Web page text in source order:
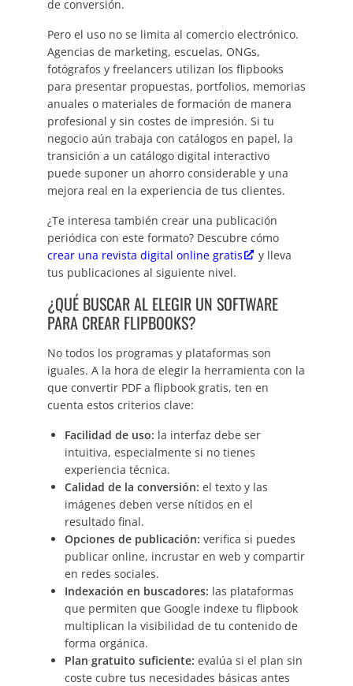
de conversión.
Pero el uso no se limita al comercio electrónico.
Agencias de marketing, escuelas, ONGs,
fotógrafos y freelancers utilizan los flipbooks
para presentar propuestas, portfolios, memorias
anuales o materiales de formación de manera
profesional y sin costes de impresión. Si tu
negocio aún trabaja con catálogos en papel, la
transición a un catálogo digital interactivo
puede suponer un ahorro considerable y una
mejora real en la experiencia de tus clientes.
¿Te interesa también crear una publicación
periódica con este formato? Descubre cómo
crear una revista digital online gratis
y lleva
tus publicaciones al siguiente nivel.
¿QUÉ BUSCAR AL ELEGIR UN SOFTWARE
PARA CREAR FLIPBOOKS?
No todos los programas y plataformas son
iguales. A la hora de elegir la herramienta con la
que convertir PDF a flipbook gratis, ten en
cuenta estos criterios clave:
Facilidad de uso: la interfaz debe ser
intuitiva, especialmente si no tienes
experiencia técnica.
Calidad de la conversión: el texto y las
imágenes deben verse nítidos en el
resultado final.
Opciones de publicación: verifica si puedes
publicar online, incrustar en web y compartir
en redes sociales.
Indexación en buscadores: las plataformas
que permiten que Google indexe tu flipbook
multiplican la visibilidad de tu contenido de
forma orgánica.
Plan gratuito suficiente: evalúa si el plan sin
coste cubre tus necesidades básicas antes